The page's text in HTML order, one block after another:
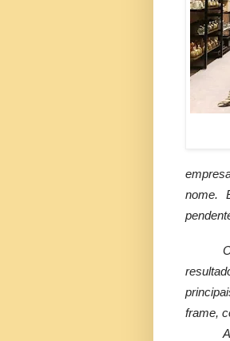
nome.
frame,